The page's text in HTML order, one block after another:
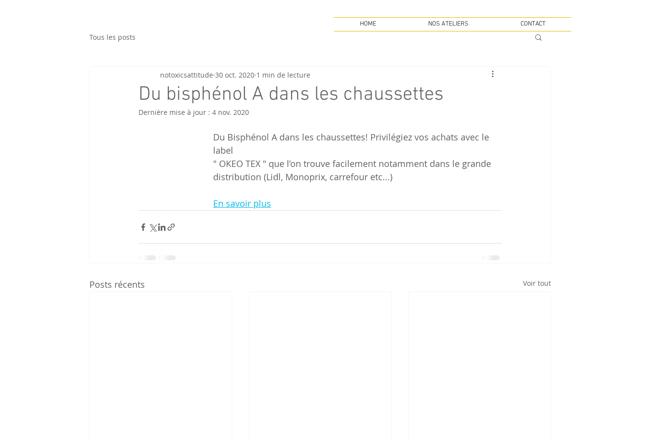
Tous les posts
Du bisphénol A dans les chaussettes
notoxicsattitude 30 oct. 2020 1 min de lecture
Dernière mise à jour : 4 nov. 2020
Du Bisphénol A dans les chaussettes! Privilégiez vos achats avec le
label
" OKEO TEX " que l’on trouve facilement notamment dans le grande
distribution (Lidl, Monoprix, carrefour etc...)
En savoir plus
Posts récents Voir tout
HOME NOS ATELIERS CONTACT